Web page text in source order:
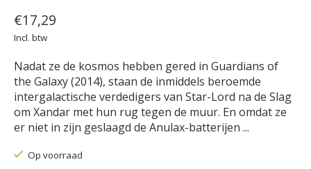
€17,29
Incl. btw
Nadat ze de kosmos hebben gered in Guardians of
the Galaxy (2014), staan de inmiddels beroemde
intergalactische verdedigers van Star-Lord na de Slag
om Xandar met hun rug tegen de muur. En omdat ze
er niet in zijn geslaagd de Anulax-batterijen ...
Op voorraad